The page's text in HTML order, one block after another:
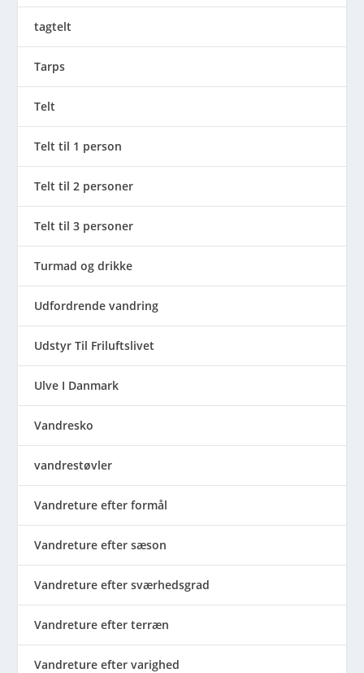
tagtelt
Tarps
Telt
Telt til 1 person
Telt til 2 personer
Telt til 3 personer
Turmad og drikke
Udfordrende vandring
Udstyr Til Friluftslivet
Ulve I Danmark
Vandresko
vandrestøvler
Vandreture efter formål
Vandreture efter sæson
Vandreture efter sværhedsgrad
Vandreture efter terræn
Vandreture efter varighed